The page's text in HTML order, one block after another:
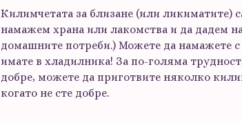
Килимчетата за близане (или ликиматите)
намажем храна или лакомства и да дадем
домашните потреби.) Можете да намажете
имате в хладилника! За по-голяма
добре, можете да приготвите няколко
когато не сте добре.